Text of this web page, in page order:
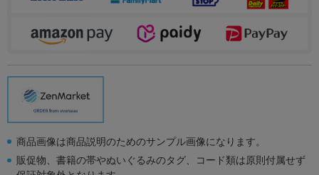
商品画像は商品説明のためのサンプル画像になります。
販促物、書籍の帯やぬいぐるみのタグ、コード類は原則付属せず